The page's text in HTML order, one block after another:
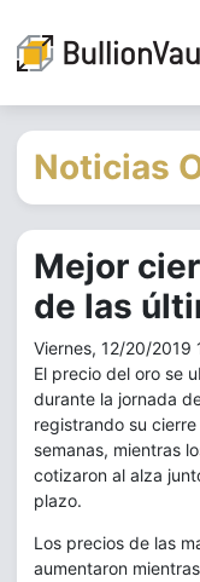
Noticias
Mejor
de las
Viernes, 12/20/2019
El precio del oro se
durante la jornada
registrando su
semanas, mientras
cotizaron al alza
plazo.
Los precios de las
aumentaron